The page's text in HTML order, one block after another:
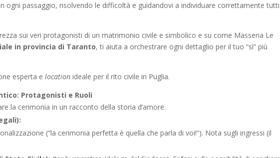
ogni passaggio, risolvendo le difficoltà e guidandovi a individuare correttamente
sui veri protagonisti di un matrimonio civile e simbolico e su come Masseria Le
in provincia di Taranto, ti aiuta a orchestrare ogni dettaglio per il tuo “sì” più
esperta elocation ideale per il rito civile in Puglia.
Protagonisti e Ruoli
la cerimonia in un racconto della storia d’amore.
(“la cerimonia perfetta è quella che parla di voi!”). Nota sugli ingressi (il